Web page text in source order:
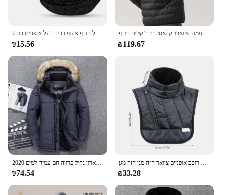
רכיבה מערב רכיבה על חורף צעיף רכיבה על אופניים כובע windproof גברים נשים ספורט צעיף סקי balaclea אופנוע צוואר רץ מחמם
₪15.56
גרפן קל משקל למטה גברים ז 'קט עמיד רוח מוצק קפלים לעמוד צווארון קלאסי חם ז' קטים חורף
₪119.67
₪74.54 ₪33.28